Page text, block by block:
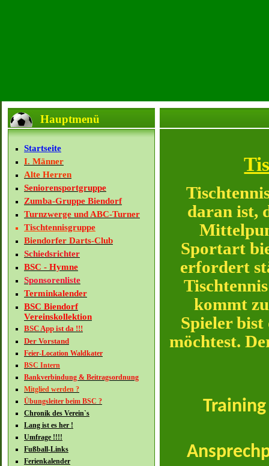
Hauptmenü
Startseite
I. Männer
Alte Herren
Seniorensportgruppe
Zumba-Gruppe Biendorf
Turnzwerge und ABC-Turner
Tischtennisgruppe
Biendorfer Darts-Club
Schiedsrichter
BSC - Hymne
Sponsorenliste
Terminkalender
BSC Biendorf
Vereinskollektion
BSC App ist da !!!
Der Vorstand
Feier-Location Waldkater
BSC Intern
Bankverbindung & Beitragsordnung
Mitglied werden ?
Übungsleiter beim BSC ?
Chronik des Verein`s
Lang ist es her !
Umfrage !!!!
Fußball-Links
Ferienkalender
daran ist,
Sportart
erfordert
kommt
Spieler
möchtest.